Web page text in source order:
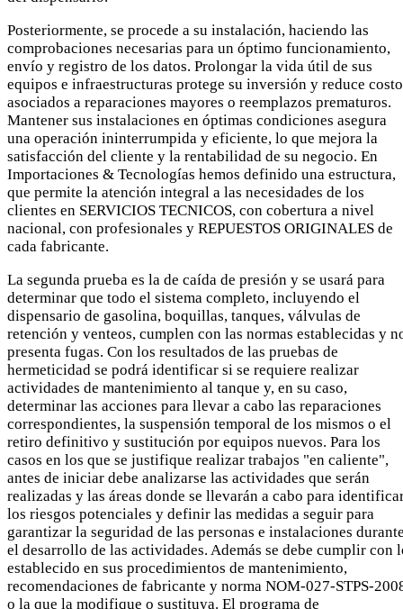
Posteriormente, se procede a su instalación, haciendo las
comprobaciones necesarias para un óptimo funcionamiento,
envío y registro de los datos. Prolongar la vida útil de sus
equipos e infraestructuras protege su inversión y reduce
asociados a reparaciones mayores o reemplazos prematuros.
Mantener sus instalaciones en óptimas condiciones asegura
una operación ininterrumpida y eficiente, lo que mejora la
satisfacción del cliente y la rentabilidad de su negocio. En
Importaciones & Tecnologías hemos definido una estructura,
que permite la atención integral a las necesidades de los
clientes en SERVICIOS TECNICOS, con cobertura a nivel
nacional, con profesionales y REPUESTOS ORIGINALES de
cada fabricante.
La segunda prueba es la de caída de presión y se usará para
determinar que todo el sistema completo, incluyendo el
dispensario de gasolina, boquillas, tanques, válvulas de
retención y venteos, cumplen con las normas establecidas y
presenta fugas. Con los resultados de las pruebas de
hermeticidad se podrá identificar si se requiere realizar
actividades de mantenimiento al tanque y, en su caso,
determinar las acciones para llevar a cabo las reparaciones
correspondientes, la suspensión temporal de los mismos o el
retiro definitivo y sustitución por equipos nuevos. Para los
casos en los que se justifique realizar trabajos "en caliente",
antes de iniciar debe analizarse las actividades que serán
realizadas y las áreas donde se llevarán a cabo para
los riesgos potenciales y definir las medidas a seguir para
garantizar la seguridad de las personas e instalaciones
el desarrollo de las actividades. Además se debe cumplir con
establecido en sus procedimientos de mantenimiento,
recomendaciones de fabricante y norma NOM-027-STPS-
o la que la modifique o sustituya. El programa de